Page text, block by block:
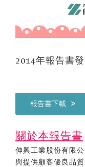
2014年報告書
報告書下載
關於本報告書
伸興工業股份有限
與提供顧客優良品